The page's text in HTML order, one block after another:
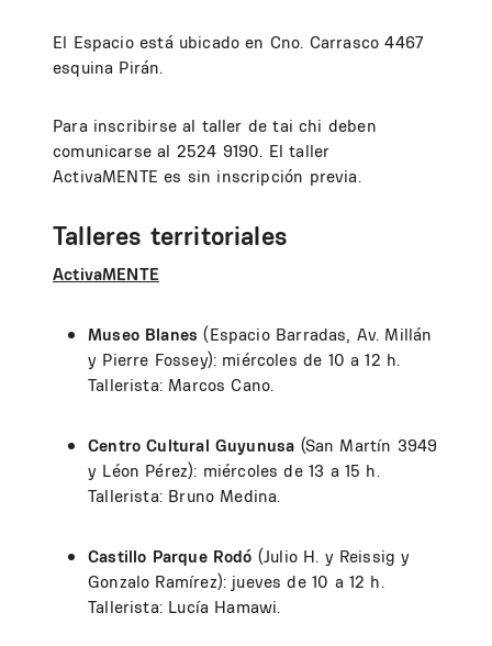
El Espacio está ubicado en Cno. Carrasco 4467
esquina Pirán.
Para inscribirse al taller de tai chi deben
comunicarse al 2524 9190. El taller
ActivaMENTE es sin inscripción previa.
Talleres territoriales
ActivaMENTE
Museo Blanes (Espacio Barradas, Av. Millán
y Pierre Fossey): miércoles de 10 a 12 h.
Tallerista: Marcos Cano.
Centro Cultural Guyunusa (San Martín 3949
y Léon Pérez): miércoles de 13 a 15 h.
Tallerista: Bruno Medina.
Castillo Parque Rodó (Julio H. y Reissig y
Gonzalo Ramírez): jueves de 10 a 12 h.
Tallerista: Lucía Hamawi.